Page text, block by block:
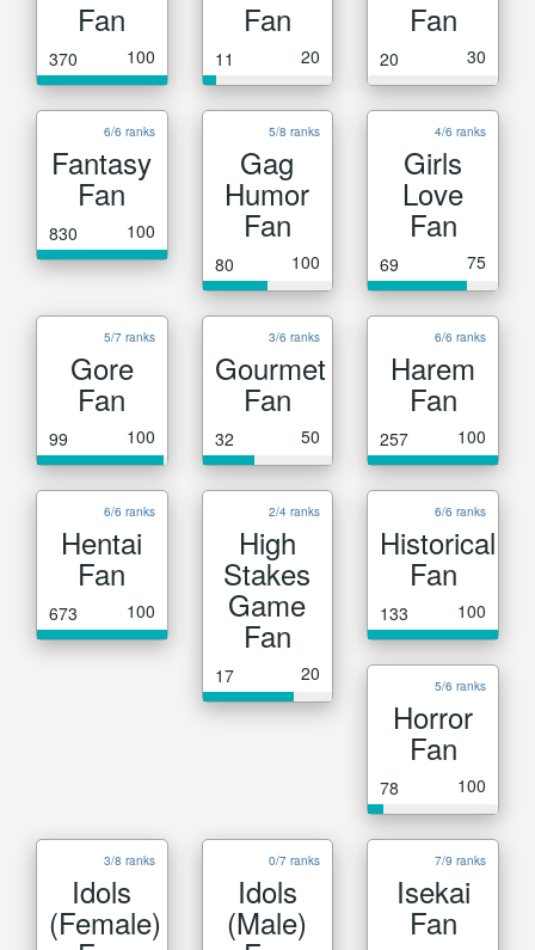
Fan
370 100
Fan
11 20
Fan
20 30
6/6 ranks
Fantasy
Fan
830 100
5/8 ranks
Gag
Humor
Fan
80 100
4/6 ranks
Girls
Love
Fan
69 75
5/7 ranks
Gore
Fan
99 100
3/6 ranks
Gourmet
Fan
32 50
6/6 ranks
Harem
Fan
257 100
6/6 ranks
Hentai
Fan
673 100
2/4 ranks
High
Stakes
Game
Fan
17 20
6/6 ranks
Historical
Fan
133 100
5/6 ranks
Horror
Fan
78 100
3/8 ranks
Idols
(Female)
0/7 ranks
Idols
(Male)
7/9 ranks
Isekai
Fan